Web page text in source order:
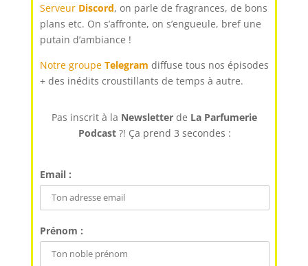
Serveur Discord, on parle de fragrances, de bons
plans etc. On s’affronte, on s’engueule, bref une
putain d’ambiance !
Notre groupe Telegram diffuse tous nos épisodes
+ des inédits croustillants de temps à autre.
Pas inscrit à la Newsletter de La Parfumerie
Podcast?! Ça prend 3 secondes :
Email :
Prénom :